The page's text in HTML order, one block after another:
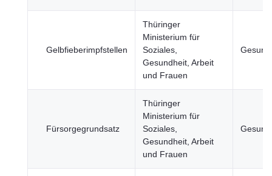
Gelbfieberimpfstellen
Thüringer
Ministerium für
Soziales,
Gesundheit, Arbeit
und Frauen
Fürsorgegrundsatz
Thüringer
Ministerium für
Soziales,
Gesundheit, Arbeit
und Frauen